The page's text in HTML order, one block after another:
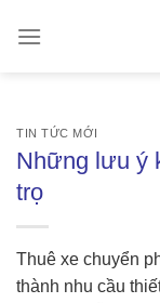
TIN TỨC MỚI
Những lưu ý
trọ
Thuê xe chuyển
thành nhu cầu